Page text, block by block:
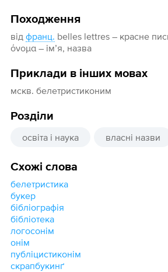
Походження
від франц. belles lettres – красне
όνομα – ім’я, назва
Приклади в інших мовах
мскв. белетристиконим
Розділи
освіта і наука власні назви
Схожі слова
белетристика
букер
бібліографія
бібліотека
логосонім
онім
публіцистиконім
скрапбукинґ